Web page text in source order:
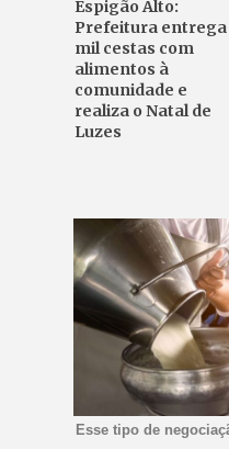
Espigão Alto:
Prefeitura entrega
mil cestas com
alimentos à
comunidade e
realiza o Natal de
Luzes
Esse tipo de